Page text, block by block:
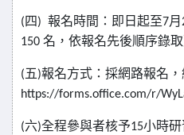
(四) 報名時間：即日起至7月
150 名，依報名先後順序錄取
(五)報名方式：採網路報名，
https://forms.office.com/r/
(六)全程參與者核予15小時